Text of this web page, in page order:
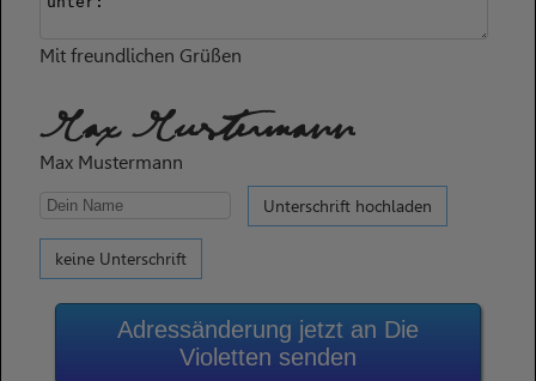
Mit freundlichen Grüßen
Max Mustermann
Max Mustermann
Unterschrift hochladen
keine Unterschrift
Adressänderung jetzt an Die
Violetten senden